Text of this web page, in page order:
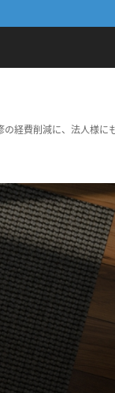
経費削減に、法人様に